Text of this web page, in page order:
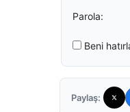
Parola:
Beni
Paylaş: